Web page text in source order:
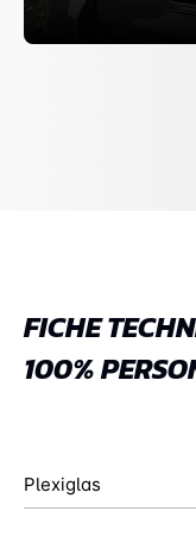
FICHE
100%
Plexiglas